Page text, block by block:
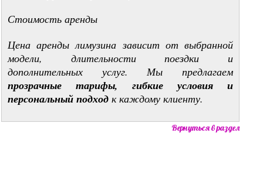
Стоимость аренды
Цена аренды лимузина зависит от выбранной
модели, длительности поездки и
дополнительных услуг. Мы предлагаем
прозрачные тарифы, гибкие условия и
персональный подход к каждому клиенту.
Вернуться в раздел